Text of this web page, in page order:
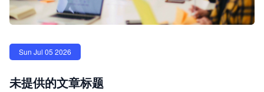
Sun Jul 05 2026
未提供的文章标题